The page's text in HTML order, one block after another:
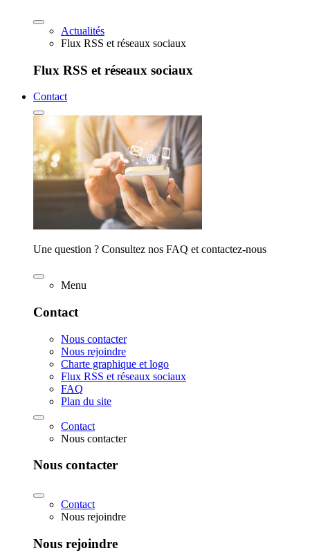
Actualités
Flux RSS et réseaux sociaux
Flux RSS et réseaux sociaux
Contact
Une question ? Consultez nos FAQ et contactez-nous
Menu
Contact
Nous contacter
Nous rejoindre
Charte graphique et logo
Flux RSS et réseaux sociaux
FAQ
Plan du site
Contact
Nous contacter
Nous contacter
Contact
Nous rejoindre
Nous rejoindre